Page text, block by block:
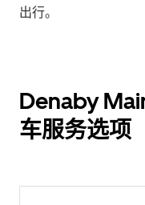
出行。
Denaby
车服务选项